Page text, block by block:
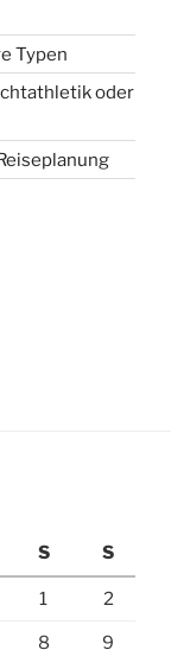
Typen
oder
S S
1 2
8 9